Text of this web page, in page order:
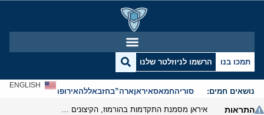
תמכו בנו הרשמו לניוזלטר שלנו
נושאים חמים: סוריהחמאסאיראןארה”בחזבאללהאירופהאנטישמיות
ENGLISH
התראות